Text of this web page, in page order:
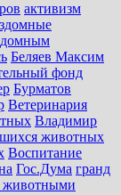
активизм
Беляев Максим
фонд
Бурматов
Ветеринария
Владимир
животных
Воспитание
Гос.Дума гранд
животными